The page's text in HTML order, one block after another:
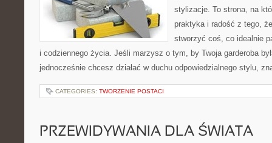
stylizacje. To strona, na
praktyka i radość z tego,
stworzyć coś, co idealnie
i codziennego życia. Jeśli marzysz o tym, by Twoja garderoba
jednocześnie chcesz działać w duchu odpowiedzialnego stylu,
CATEGORIES: TWORZENIE POSTACI
PRZEWIDYWANIA DLA ŚWIATA